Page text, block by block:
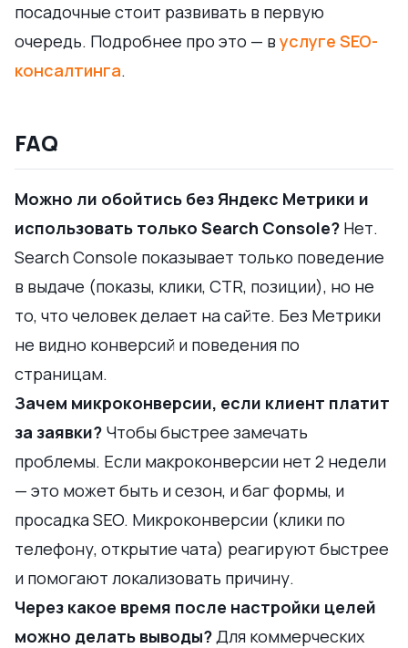
посадочные стоит развивать в первую
очередь. Подробнее про это — в услуге SEO-
консалтинга.
FAQ
Можно ли обойтись без Яндекс Метрики и
использовать только Search Console? Нет.
Search Console показывает только поведение
в выдаче (показы, клики, CTR, позиции), но не
то, что человек делает на сайте. Без Метрики
не видно конверсий и поведения по
страницам.
Зачем микроконверсии, если клиент платит
за заявки? Чтобы быстрее замечать
проблемы. Если макроконверсии нет 2 недели
— это может быть и сезон, и баг формы, и
просадка SEO. Микроконверсии (клики по
телефону, открытие чата) реагируют быстрее
и помогают локализовать причину.
Через какое время после настройки целей
можно делать выводы?Для коммерческих